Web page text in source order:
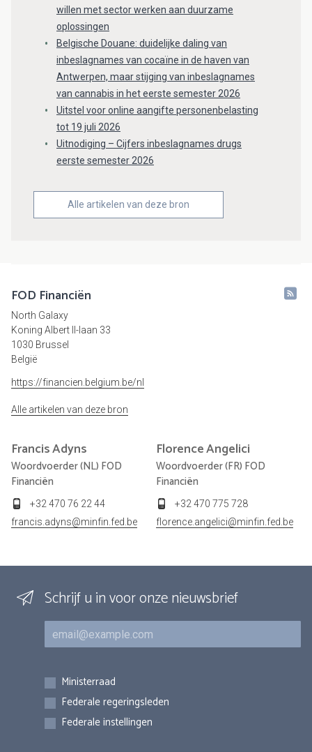
willen met sector werken aan duurzame
oplossingen
Belgische Douane: duidelijke daling van
inbeslagnames van cocaïne in de haven van
Antwerpen, maar stijging van inbeslagnames
van cannabis in het eerste semester 2026
Uitstel voor online aangifte personenbelasting
tot 19 juli 2026
Uitnodiging – Cijfers inbeslagnames drugs
eerste semester 2026
Alle artikelen van deze bron
FOD Financiën
North Galaxy
Koning Albert II-laan 33
1030 Brussel
België
https://financien.belgium.be/nl
Alle artikelen van deze bron
FrancisAdyns
Woordvoerder (NL) FOD
Financiën
+32 470 76 22 44
francis.adyns@minfin.fed.be
FlorenceAngelici
Woordvoerder (FR) FOD
Financiën
+32 470 775 728
florence.angelici@minfin.fed.be
Schrijf u in voor onze nieuwsbrief
E-mail
Inschrijvingen
Ministerraad
Federale regeringsleden
Federale instellingen